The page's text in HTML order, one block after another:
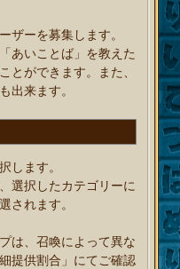
ザーを募集します。
あいことば」を教えた
とができます。また、
出来ます。
します。
選択したカテゴリーに
されます。
は、召喚によって異な
提供割合」にてご確認